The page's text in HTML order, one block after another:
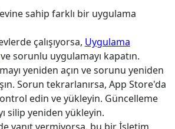
sahip farklı bir uygulama
çalışıyorsa, Uygulama
ve sorunlu uygulamayı kapatın.
yeniden açın ve sorunu yeniden
Sorun tekrarlanırsa, App Store'da
edin ve yükleyin. Güncelleme
silip yeniden yükleyin.